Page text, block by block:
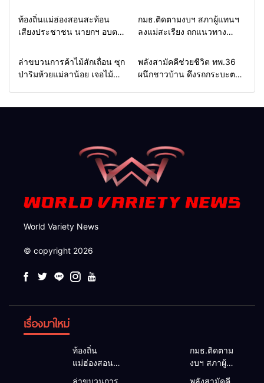
Home รอบรั้วทั่วไทย
ท้องถิ่นแม่ฮ่องสอนสะท้อน
เสียงประชาชน นายกฯ อบต.-
สภาฯ ขอหนุนงบพัฒนาถนน
แหล่งน้ำ และท่องเที่ยว
Home รอบรั้วทั่วไทย
กมธ.ติดตามงบฯ สภาผู้แทนฯ
ลงแม่สะเรียง ถกแนวทาง
พื้นที่ หนุนท่องเที่ยว 3 อำเภอ
ชายแดน
Home รอบรั้วทั่วไทย
ล่าขบวนการค้าไม้สักเถื่อน ซุก
ป่าริมห้วยแม่ลาน้อย เจอไม้
Home แวดวงทหาร
พลังสามัคคีช่วยชีวิต ทพ.36
ผนึกชาวบ้าน ดึงรถกระบะตก
World Variety News
© copyright 2026
เรื่องมาใหม่
ท้องถิ่น
แม่ฮ่องสอน
กมธ.ติดตาม
งบฯ สภาผู้
ล่าขบวนการ พลังสามัคคี